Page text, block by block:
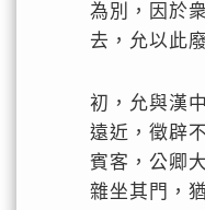
為別，因於
去，允以此
初，允與漢
遠近，徵辟
賓客，公卿
雜坐其門，